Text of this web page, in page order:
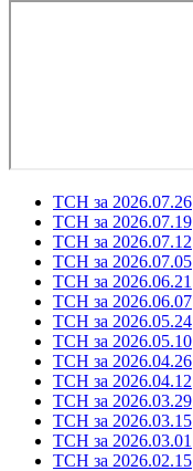
ТСН за 2026.07.26
ТСН за 2026.07.19
ТСН за 2026.07.12
ТСН за 2026.07.05
ТСН за 2026.06.21
ТСН за 2026.06.07
ТСН за 2026.05.24
ТСН за 2026.05.10
ТСН за 2026.04.26
ТСН за 2026.04.12
ТСН за 2026.03.29
ТСН за 2026.03.15
ТСН за 2026.03.01
ТСН за 2026.02.15